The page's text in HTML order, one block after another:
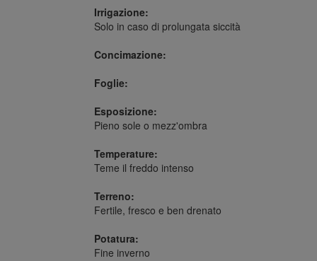
Irrigazione:
Solo in caso di prolungata siccità
Concimazione:
Foglie:
Esposizione:
Pieno sole o mezz'ombra
Temperature:
Teme il freddo intenso
Terreno:
Fertile, fresco e ben drenato
Potatura:
Fine inverno